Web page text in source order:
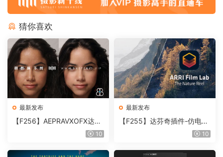
猜你喜欢
最新发布
【F256】AEPRAVXOFX达芬
奇视频人像磨皮润肤美颜插件
10
最新发布
【F255】达芬奇插件-仿电影
胶片视频调色插件 ARRI Film
10